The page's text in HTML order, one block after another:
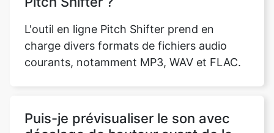
courants, notamment MP3, WAV et FLAC.
Puis-je prévisualiser le son avec
Oui, nos outils en ligne Pitch Shifter